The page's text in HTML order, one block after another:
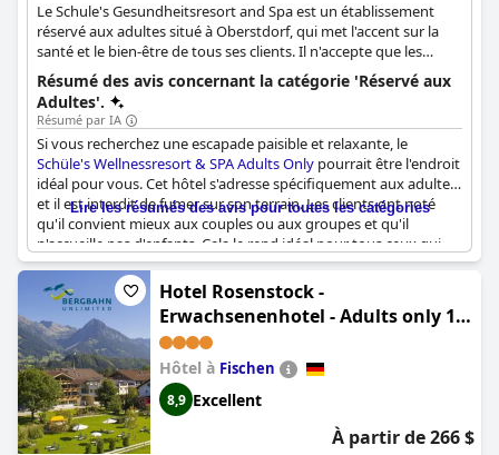
Le Schule's Gesundheitsresort and Spa est un établissement
réservé aux adultes situé à Oberstdorf, qui met l'accent sur la
santé et le bien-être de tous ses clients. Il n'accepte que les
personnes âgées de plus de 16 ans et offre un espace calme et
serein, idéal pour se détendre et se relaxer, tout en se
concentrant sur le bien-être et la tranquillité d'esprit grâce à la
variété des équipements proposés.
Résumé des avis concernant la catégorie 'Réservé aux
Adultes'.
Résumé par IA
Si vous recherchez une escapade paisible et relaxante, le
Schüle's Wellnessresort & SPA Adults Only pourrait être l'endroit
idéal pour vous. Cet hôtel s'adresse spécifiquement aux adultes
et il est interdit de fumer sur son terrain. Les clients ont noté
qu'il convient mieux aux couples ou aux groupes et qu'il
n'accueille pas d'enfants. Cela le rend idéal pour tous ceux qui
recherchent le calme et la tranquillité. Les femmes apprécieront
l'espace spa réservé aux femmes, qui est exempt d'hommes et
d'enfants. L'orientation de l'hôtel vers la santé et la structure
d'âge de sa clientèle ont été saluées par les clients satisfaits.
L'emplacement a également été loué et beaucoup disent qu'ils
aimeraient y retourner pour un voyage de plusieurs jours. Si
vous êtes un client plus âgé, cet hôtel est idéal pour vous, car il
est bien adapté à une expérience réservée aux adultes. C'est un
endroit idéal pour se détendre, se relaxer et profiter de
vacances paisibles.
Lire les résumés des avis pour toutes les catégories
Hotel Rosenstock -
Erwachsenenhotel - Adults only 15
plus
Hôtel à Fischen
8,9 Excellent
À partir de 266 $